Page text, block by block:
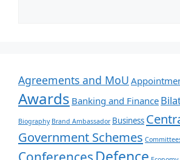
Agreements and MoU
Awards Banking and Finance
Biography Brand Ambassador Business
Government Schemes